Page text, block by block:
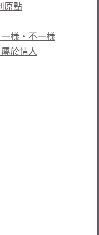
原點
一樣‧不一樣
於情人